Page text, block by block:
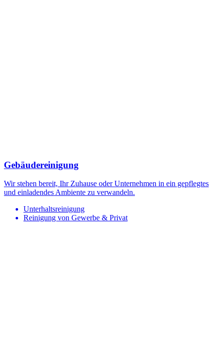
Gebäudereinigung
Wir stehen bereit, Ihr Zuhause oder Unternehmen in ein gepflegtes
und einladendes Ambiente zu verwandeln.
Unterhaltsreinigung
Reinigung von Gewerbe & Privat